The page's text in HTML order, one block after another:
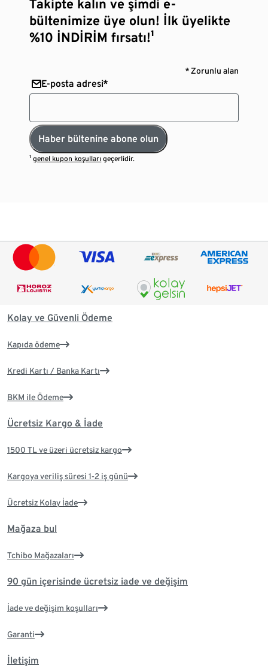
Takipte kalın ve şimdi e-
bültenimize üye olun! İlk üyelikte
%10 İNDİRİM fırsatı!¹
* Zorunlu alan
E-posta adresi*
Haber bültenine abone olun
¹genel kupon koşulları geçerlidir.
Kolay ve Güvenli Ödeme
Kapıda ödeme
Kredi Kartı / Banka Kartı
BKM ile Ödeme
Ücretsiz Kargo & İade
1500 TL ve üzeri ücretsiz kargo
Kargoya veriliş süresi 1-2 iş günü
Ücretsiz Kolay İade
Mağaza bul
Tchibo Mağazaları
90 gün içerisinde ücretsiz iade ve değişim
İade ve değişim koşulları
Garanti
İletişim